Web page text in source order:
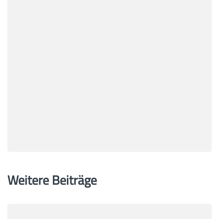
Weitere Beiträge